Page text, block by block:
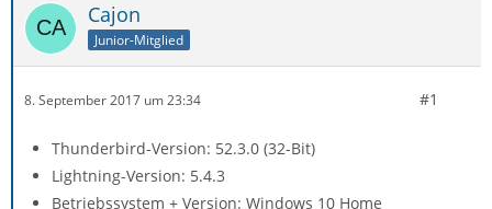
Cajon
Junior-Mitglied
8. September 2017 um 23:34 #1
Thunderbird-Version: 52.3.0 (32-Bit)
Lightning-Version: 5.4.3
Betriebssystem + Version: Windows 10 Home